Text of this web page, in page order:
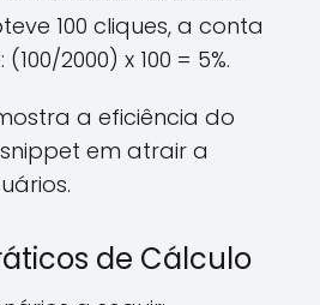
100 cliques, a conta
2000) x 100 = 5%.
a eficiência do
em atrair a
de Cálculo